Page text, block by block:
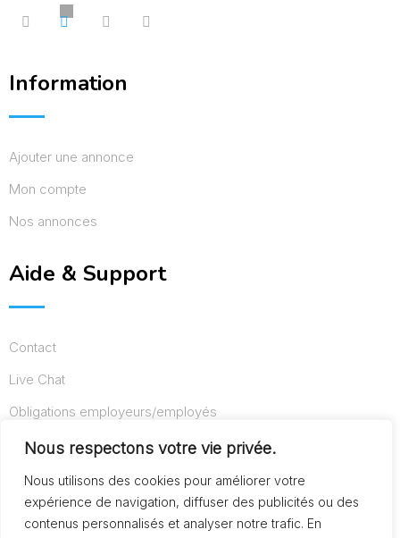
Nous respectons votre vie privée.
Nous utilisons des cookies pour améliorer votre
expérience de navigation, diffuser des publicités ou des
contenus personnalisés et analyser notre trafic. En
Information
Ajouter une annonce
Mon compte
Nos annonces
Aide & Support
Contact
Live Chat
Obligations employeurs/employés
Conditions d’utilisation
Mentions légales